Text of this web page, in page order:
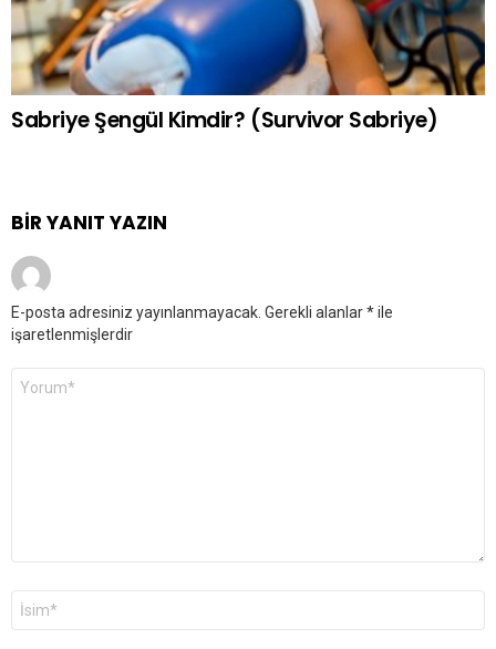
Sabriye Şengül Kimdir? (Survivor Sabriye)
BIR YANIT YAZIN
E-posta adresiniz yayınlanmayacak. Gerekli alanlar*ile
işaretlenmişlerdir
Yorum
Ad